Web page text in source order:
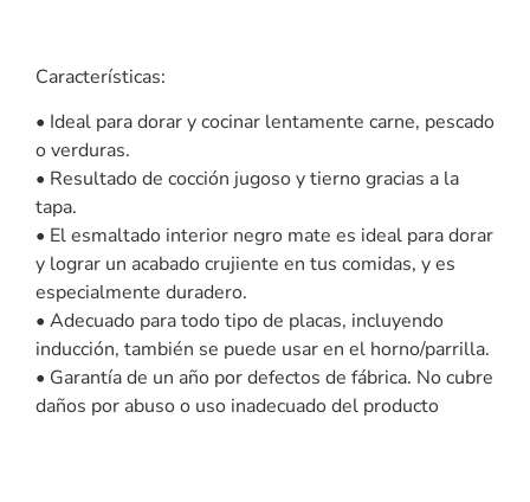
Características:
• Ideal para dorar y cocinar lentamente carne, pescado
o verduras.
• Resultado de cocción jugoso y tierno gracias a la
tapa.
• El esmaltado interior negro mate es ideal para dorar
y lograr un acabado crujiente en tus comidas, y es
especialmente duradero.
• Adecuado para todo tipo de placas, incluyendo
inducción, también se puede usar en el horno/parrilla.
• Garantía de un año por defectos de fábrica. No cubre
daños por abuso o uso inadecuado del producto